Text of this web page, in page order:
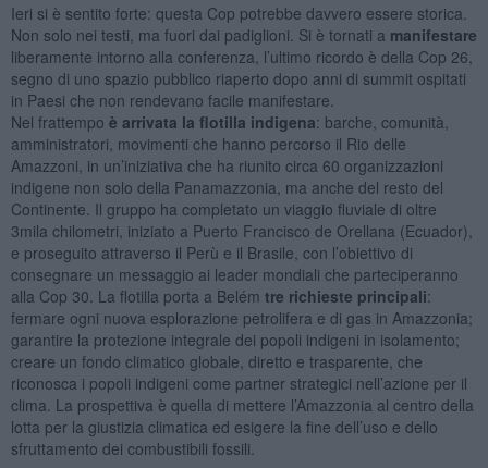
Ieri si è sentito forte: questa Cop potrebbe davvero essere storica.
Non solo nei testi, ma fuori dai padiglioni. Si è tornati a manifestare
liberamente intorno alla conferenza, l’ultimo ricordo è della Cop 26,
segno di uno spazio pubblico riaperto dopo anni di summit ospitati
in Paesi che non rendevano facile manifestare.
Nel frattempo è arrivata la flotilla indigena: barche, comunità,
amministratori, movimenti che hanno percorso il Rio delle
Amazzoni, in un’iniziativa che ha riunito circa 60 organizzazioni
indigene non solo della Panamazzonia, ma anche del resto del
Continente. Il gruppo ha completato un viaggio fluviale di oltre
3mila chilometri, iniziato a Puerto Francisco de Orellana (Ecuador),
e proseguito attraverso il Perù e il Brasile, con l’obiettivo di
consegnare un messaggio ai leader mondiali che parteciperanno
alla Cop 30. La flotilla porta a Belém tre richieste principali:
fermare ogni nuova esplorazione petrolifera e di gas in Amazzonia;
garantire la protezione integrale dei popoli indigeni in isolamento;
creare un fondo climatico globale, diretto e trasparente, che
riconosca i popoli indigeni come partner strategici nell’azione per il
clima. La prospettiva è quella di mettere l’Amazzonia al centro della
lotta per la giustizia climatica ed esigere la fine dell’uso e dello
sfruttamento dei combustibili fossili.